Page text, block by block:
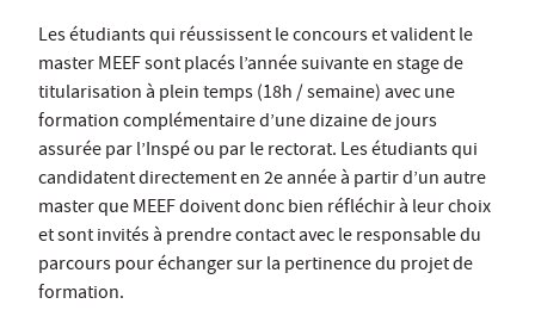
Les étudiants qui réussissent le concours et valident le
master MEEF sont placés l’année suivante en stage de
titularisation à plein temps (18h / semaine) avec une
formation complémentaire d’une dizaine de jours
assurée par l’Inspé ou par le rectorat. Les étudiants qui
candidatent directement en 2e année à partir d’un autre
master que MEEF doivent donc bien réfléchir à leur choix
et sont invités à prendre contact avec le responsable du
parcours pour échanger sur la pertinence du projet de
formation.